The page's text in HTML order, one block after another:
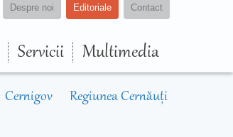
Despre noi Editoriale Contact
Servicii Multimedia
Cernigov Regiunea Cernăuţi